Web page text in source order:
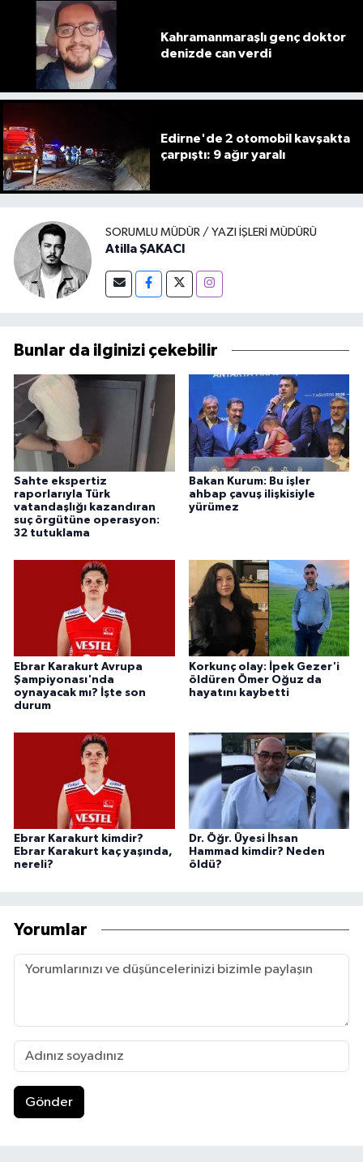
Kahramanmaraşlı genç doktor
denizde can verdi
Edirne'de 2 otomobil kavşakta
çarpıştı: 9 ağır yaralı
SORUMLU MÜDÜR / YAZI İŞLERI MÜDÜRÜ
Atilla ŞAKACI
Bunlar da ilginizi çekebilir
Sahte ekspertiz
raporlarıyla Türk
vatandaşlığı kazandıran
suç örgütüne operasyon:
32 tutuklama
Bakan Kurum: Bu işler
ahbap çavuş ilişkisiyle
yürümez
Ebrar Karakurt Avrupa
Şampiyonası'nda
oynayacak mı? İşte son
durum
Korkunç olay: İpek Gezer'i
öldüren Ömer Oğuz da
hayatını kaybetti
Ebrar Karakurt kimdir?
Ebrar Karakurt kaç yaşında,
nereli?
Dr. Öğr. Üyesi İhsan
Hammad kimdir? Neden
öldü?
Yorumlar
Gönder